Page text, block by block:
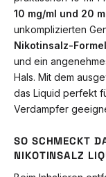
10 mg/ml und 20
unkomplizierten
Nikotinsalz-Formel
und ein
Hals. Mit dem
das Liquid perfekt
Verdampfer
SO SCHMECKT
NIKOTINSALZ